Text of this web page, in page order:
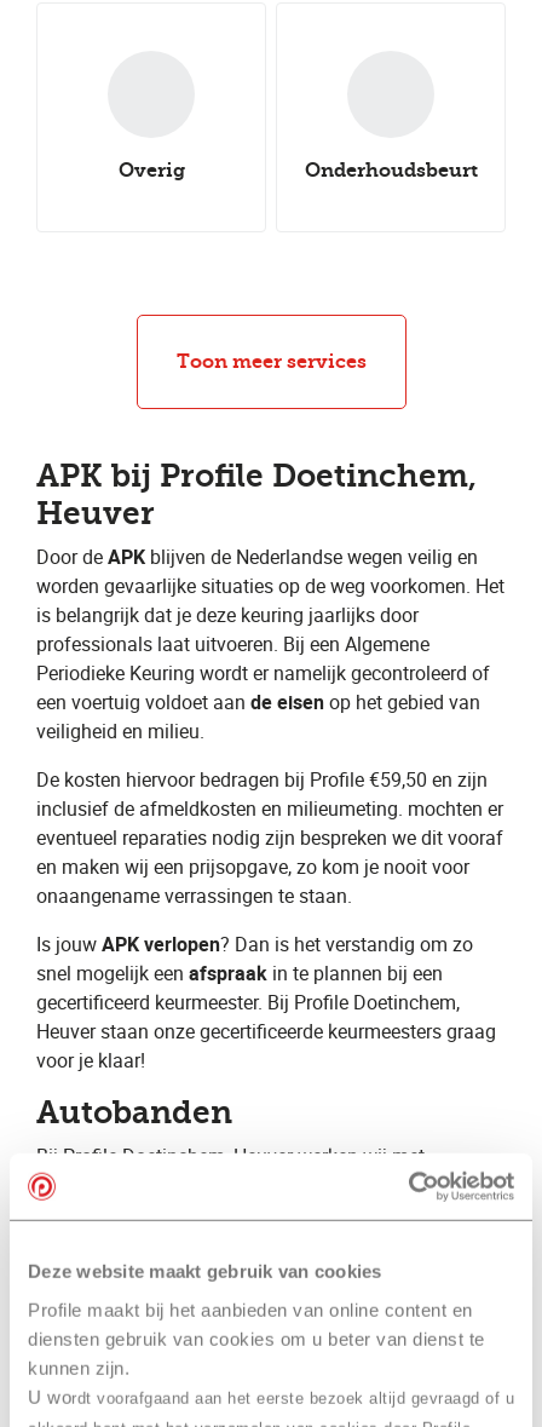
Deze website maakt gebruik van cookies
Profile maakt bij het aanbieden van online content en
diensten gebruik van cookies om u beter van dienst te
kunnen zijn.
U wordt voorafgaand aan het eerste bezoek altijd gevraagd of u
Overig Onderhoudsbeurt
seasonbanden
Autocheck Caravancheck
Uitlijnen Groot onderhoud
Toon meer services
APK bij Profile Doetinchem,
Heuver
Door de ​APK ​ blijven de Nederlandse wegen veilig en
worden gevaarlijke situaties op de weg voorkomen. Het
is belangrijk dat je deze keuring jaarlijks door
professionals laat uitvoeren. Bij een Algemene
Periodieke Keuring wordt er namelijk gecontroleerd of
een voertuig voldoet aan ​ de eisen​ op het gebied van
veiligheid en milieu.
De kosten hiervoor bedragen bij Profile €59,50 en zijn
inclusief de afmeldkosten en milieumeting. mochten er
eventueel reparaties nodig zijn bespreken we dit vooraf
en maken wij een prijsopgave, zo kom je nooit voor
onaangename verrassingen te staan.
Is jouw ​APK verlopen? Dan is het verstandig om zo
snel mogelijk een ​ afspraak ​ in te plannen bij een
gecertificeerd keurmeester. Bij Profile Doetinchem,
Heuver staan onze gecertificeerde keurmeesters graag
voor je klaar!
Autobanden
Bij Profile Doetinchem, Heuver ​werken wij met
monteurs met jarenlange ervaring. Hierdoor beschikken
wij over specialistische kennis op vele verschillende
autoservice aanbieden voor zowel de particuliere als de
zakelijke automobilist. Daarnaast zijn wij
gespecialiseerd op het gebied van autobanden en
geven wij graag advies over bijvoorbeeld ​zomerbanden​
, ​winterbanden​ en ​ vierseizoenenbanden​.